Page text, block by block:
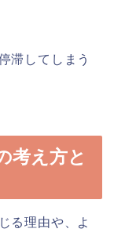
滞してしまう
考え方と
る理由や、よ